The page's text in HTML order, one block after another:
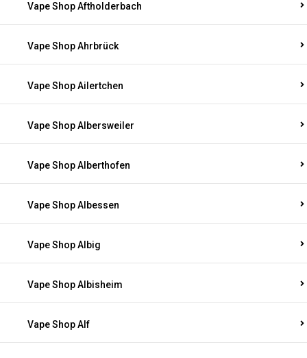
Vape Shop Aftholderbach
Vape Shop Ahrbrück
Vape Shop Ailertchen
Vape Shop Albersweiler
Vape Shop Alberthofen
Vape Shop Albessen
Vape Shop Albig
Vape Shop Albisheim
Vape Shop Alf